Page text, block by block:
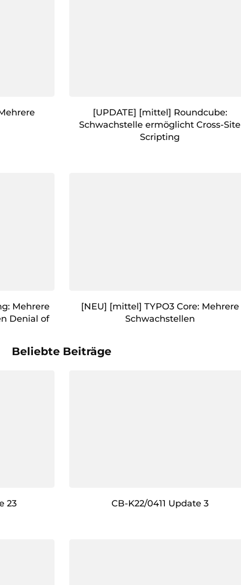
[UPDATE] [mittel] Roundcube:
Schwachstelle ermöglicht Cross-Site
Scripting
Mehrere
Denial of
[NEU] [mittel] TYPO3 Core: Mehrere
Schwachstellen
Beliebte Beiträge
23 CB-K22/0411 Update 3